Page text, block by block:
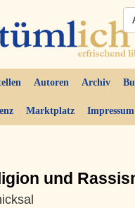
Autoren Archiv
Marktplatz Impressum
und